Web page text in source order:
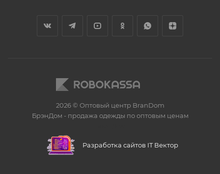
2026 © Оптовый центр BranDom
БрэнДом - продажа одежды по оптовым ценам
Разработка сайтов IT Вектор